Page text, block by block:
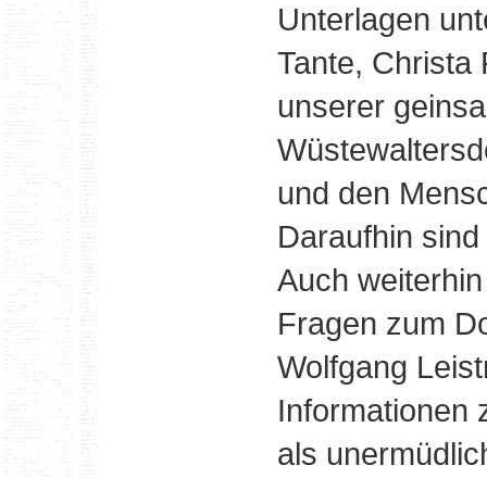
Unterlagen
Tante, Christa
unserer
und den
Daraufhin
Auch
Fragen zum
Wolfgang
Informationen
als